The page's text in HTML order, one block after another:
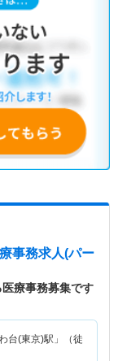
事務求人(パー
医療事務募集です
台(東京)駅」（徒